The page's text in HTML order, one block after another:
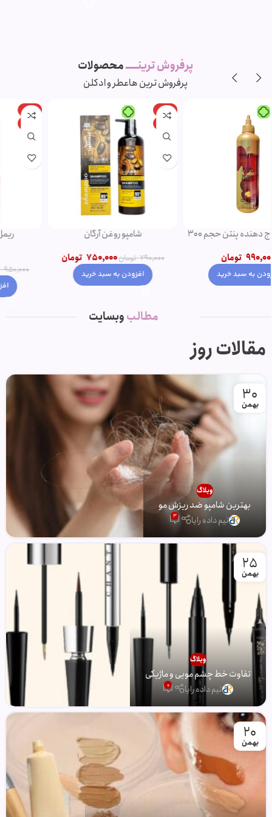
پرفروش ترینـــــمحصولات
پرفروش ترین هاعطر و ادکلن
-5%
ویژه
شامپو روغن آرگان
790,000 تومان تومان
افزودن به سبد خرید
-11%
ویژه
ریمل صورتی اروجینال
950,000 تومان تومان
افزودن به سبد خرید
مطالبوبسایت
مقالات روز
30
بهمن
وبلاگ
بهترین شامپو ضد ریزش مو
تیم داده رایا 3
25
بهمن
وبلاگ
تفاوت خط چشم مویی و ماژیکی
تیم داده رایا 0
20
بهمن